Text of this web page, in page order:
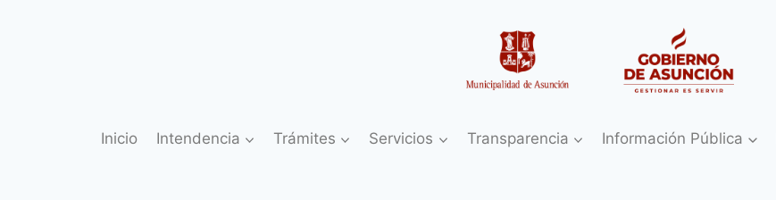
Inicio Intendencia Trámites Servicios Transparencia Información Pública